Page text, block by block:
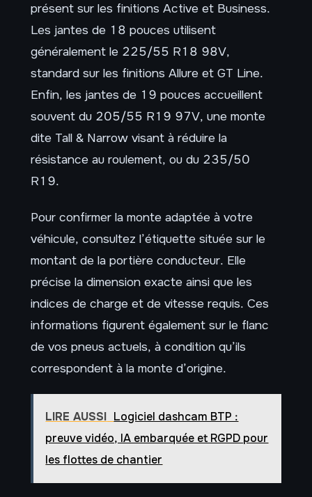
présent sur les finitions Active et Business.
Les jantes de 18 pouces utilisent
généralement le 225/55 R18 98V,
standard sur les finitions Allure et GT Line.
Enfin, les jantes de 19 pouces accueillent
souvent du 205/55 R19 97V, une monte
dite Tall & Narrow visant à réduire la
résistance au roulement, ou du 235/50
R19.
Pour confirmer la monte adaptée à votre
véhicule, consultez l’étiquette située sur le
montant de la portière conducteur. Elle
précise la dimension exacte ainsi que les
indices de charge et de vitesse requis. Ces
informations figurent également sur le flanc
de vos pneus actuels, à condition qu’ils
correspondent à la monte d’origine.
LIRE AUSSI Logiciel dashcam BTP :
preuve vidéo, IA embarquée et RGPD pour
les flottes de chantier